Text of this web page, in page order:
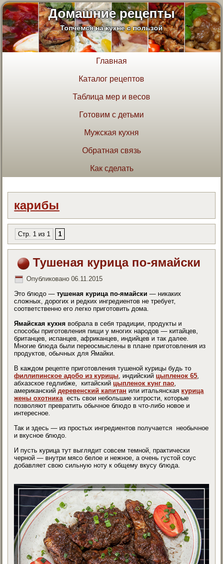
Домашние рецепты
Топчемся на кухне с пользой
Главная
Каталог рецептов
Таблица мер и весов
Готовим с детьми
Мужская кухня
Обратная связь
Как сделать
карибы
Стр. 1 из 1 1
Тушеная курица по-ямайски
Опубликовано 06.11.2015
Это блюдо —тушеная курица по-ямайски — никаких
сложных, дорогих и редких ингредиентов не требует,
соответственно его легко приготовить дома.
Ямайская кухня вобрала в себя традиции, продукты и
способы приготовления пищи у многих народов — китайцев,
британцев, испанцев, африканцев, индийцев и так далее.
Многие блюда были переосмыслены в плане приготовления из
продуктов, обычных для Ямайки.
В каждом рецепте приготовления тушеной курицы будь то
филлипинское адобо из курицы, индийский цыпленок 65,
абхазское гедлибже, китайский цыпленок кунг пао,
американскийдеревенский капитан или итальянская курица
жены охотникаесть свои небольшие хитрости, которые
позволяют превратить обычное блюдо в что-либо новое и
интересное.
Так и здесь — из простых ингредиентов получается необычное
и вкусное блюдо.
И пусть курица тут выглядит совсем темной, практически
черной — внутри мясо белое и нежное, а очень густой соус
добавляет свою сильную ноту к общему вкусу блюда.